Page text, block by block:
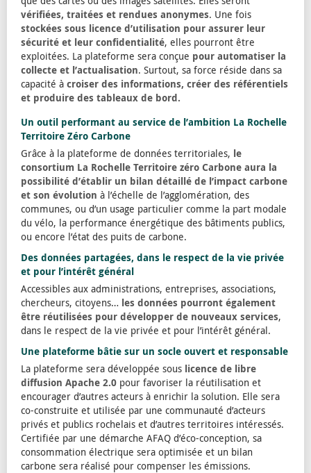
vérifiées, traitées et rendues anonymes. Une fois
stockées sous licence d’utilisation pour assurer leur
sécurité et leur confidentialité, elles pourront être
exploitées. La plateforme sera conçue pour automatiser la
collecte et l’actualisation. Surtout, sa force réside dans sa
capacité à croiser des informations, créer des référentiels
et produire des tableaux de bord.
Un outil performant au service de l’ambition La Rochelle
Territoire Zéro Carbone
Grâce à la plateforme de données territoriales, le
consortium La Rochelle Territoire zéro Carbone aura la
possibilité d’établir un bilan détaillé de l’impact carbone
et son évolution à l’échelle de l’agglomération, des
communes, ou d’un usage particulier comme la part modale
du vélo, la performance énergétique des bâtiments publics,
ou encore l’état des puits de carbone.
Des données partagées, dans le respect de la vie privée
et pour l’intérêt général
Accessibles aux administrations, entreprises, associations,
chercheurs, citoyens… les données pourront également
être réutilisées pour développer de nouveaux services,
dans le respect de la vie privée et pour l’intérêt général.
Une plateforme bâtie sur un socle ouvert et responsable
La plateforme sera développée sous licence de libre
diffusion Apache 2.0 pour favoriser la réutilisation et
encourager d’autres acteurs à enrichir la solution. Elle sera
co-construite et utilisée par une communauté d’acteurs
privés et publics rochelais et d’autres territoires intéressés.
Certifiée par une démarche AFAQ d’éco-conception, sa
consommation électrique sera optimisée et un bilan
carbone sera réalisé pour compenser les émissions.